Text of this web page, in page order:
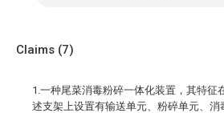
Claims (7)
1.一种尾菜消毒粉碎一体化装置，其特征
述支架上设置有输送单元、粉碎单元、